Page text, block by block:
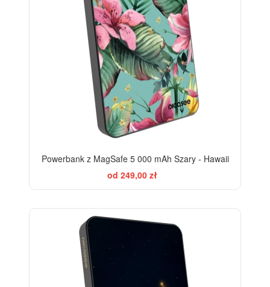
Powerbank z MagSafe 5 000 mAh Szary - Hawaii
od 249,00 zł